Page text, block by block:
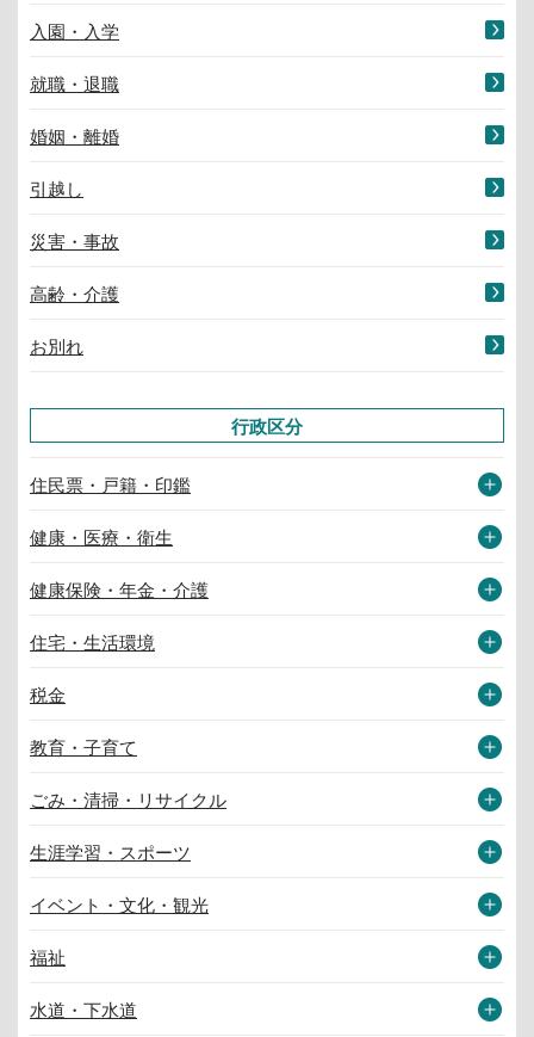
入園・入学
就職・退職
婚姻・離婚
引越し
災害・事故
高齢・介護
お別れ
行政区分
住民票・戸籍・印鑑
健康・医療・衛生
健康保険・年金・介護
住宅・生活環境
税金
教育・子育て
ごみ・清掃・リサイクル
生涯学習・スポーツ
イベント・文化・観光
福祉
水道・下水道